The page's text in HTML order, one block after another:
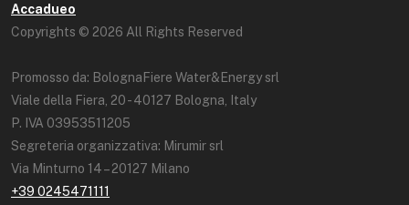
Accadueo
Copyrights © 2026 All Rights Reserved
Promosso da: BolognaFiere Water&Energy srl
Viale della Fiera, 20 - 40127 Bologna, Italy
P. IVA 03953511205
Segreteria organizzativa: Mirumir srl
Via Minturno 14 – 20127 Milano
+39 0245471111